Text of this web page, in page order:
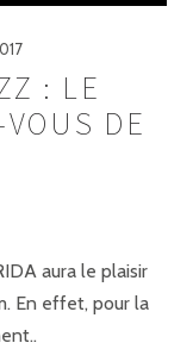
: LE
DE
aura le plaisir
En effet, pour la